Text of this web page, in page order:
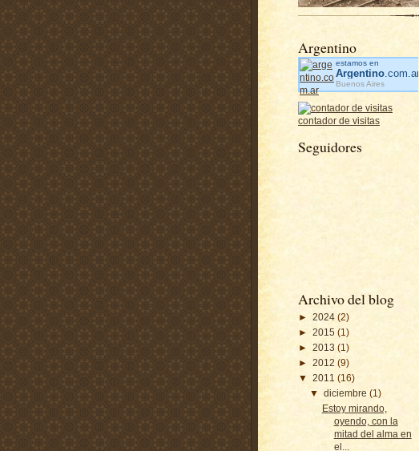
Argentino
estamos en
Argentino.com.ar
Buenos Aires
contador de visitas
Seguidores
Archivo del blog
► 2024 (2)
► 2015 (1)
► 2013 (1)
► 2012 (9)
▼ 2011 (16)
▼diciembre(1)
Estoy mirando,
oyendo, con la
mitad del alma en
el...